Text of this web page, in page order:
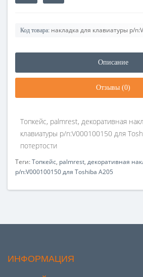
Код товара: накладка для клавиатуры p/
Описание
Отзывы (0)
Топкейс, palmrest, декоративная
клавиатуры p/n:V000100150 для
потертости
Теги:Топкейс, palmrest, декоративная
p/n:V000100150 для Toshiba A205
ИНФОРМАЦИЯ